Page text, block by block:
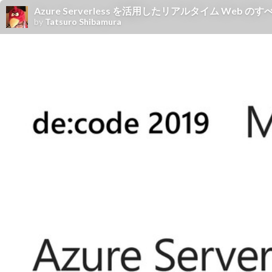
Azure Serverless を活用したリアルタイム Web のす
by Tatsuro Shibamura